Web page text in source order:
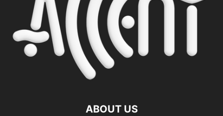
ABOUT US